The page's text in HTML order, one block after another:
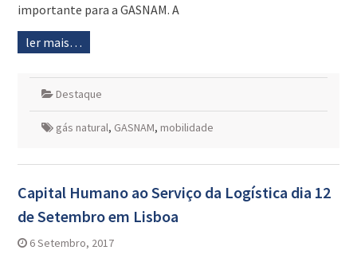
importante para a GASNAM. A
ler mais…
Destaque
gás natural, GASNAM, mobilidade
Capital Humano ao Serviço da Logística dia 12
de Setembro em Lisboa
6 Setembro, 2017